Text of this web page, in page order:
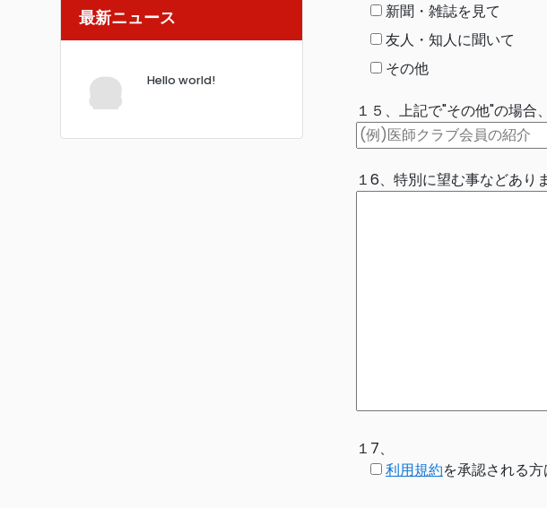
新聞・雑誌を見て
友人・知人に聞いて
その他
１５、上記で"その他"の場
１6、特別に望む事などあ
１7、
利用規約を承認される
最新ニュース
Hello world!